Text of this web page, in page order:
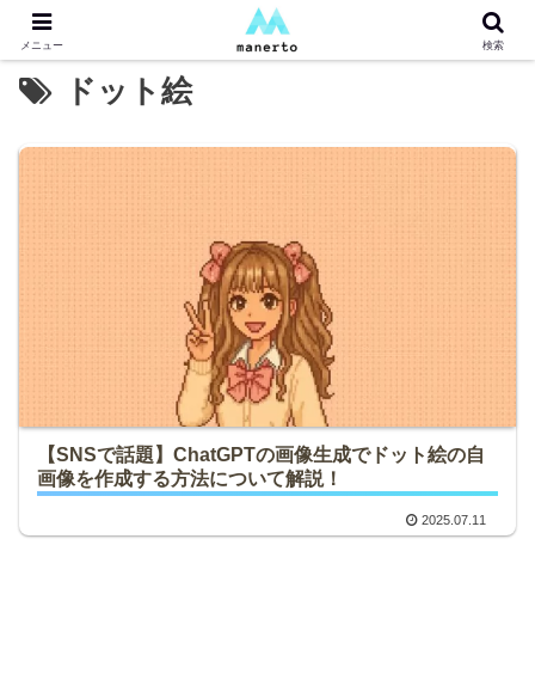
ドット絵
【SNSで話題】ChatGPTの画像生成でドット絵の自
画像を作成する方法について解説！
2025.07.11
メニュー 検索